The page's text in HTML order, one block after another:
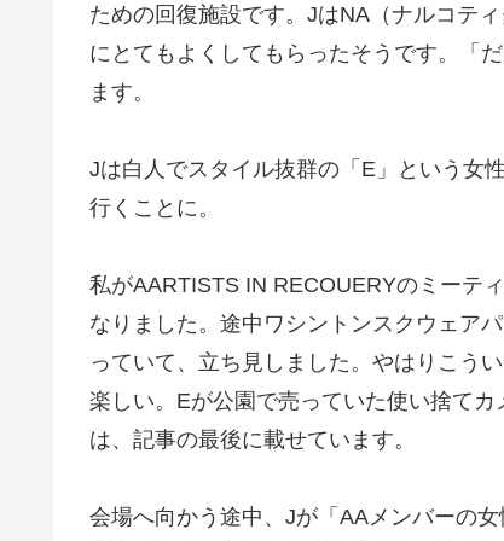
ための回復施設です。JはNA（ナルコテ
にとてもよくしてもらったそうです。「
ます。
Jは白人でスタイル抜群の「E」という女
行くことに。
私がAARTISTS IN RECOUERYのミーテ
なりました。途中ワシントンスクウェア
っていて、立ち見しました。やはりこう
楽しい。Eが公園で売っていた使い捨て
は、記事の最後に載せています。
会場へ向かう途中、Jが「AAメンバーの